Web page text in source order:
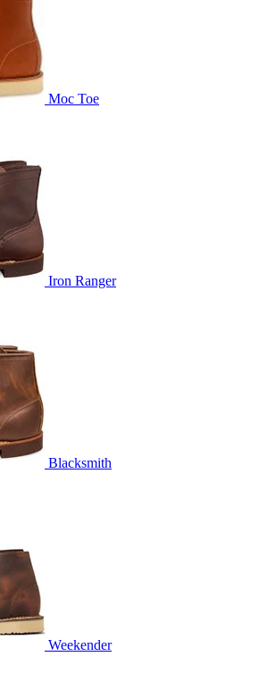
Moc Toe
Iron Ranger
Blacksmith
Weekender